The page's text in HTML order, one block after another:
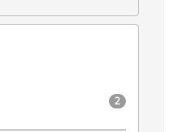
2